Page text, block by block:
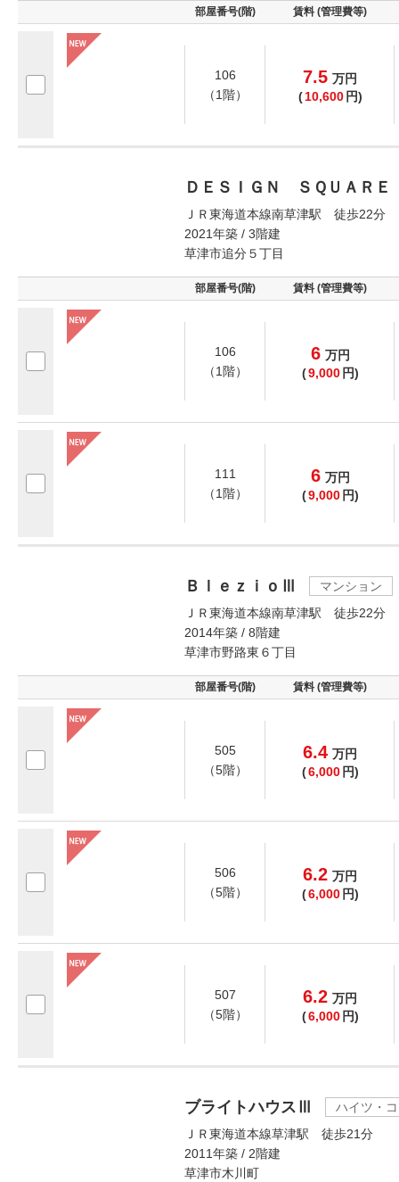
部屋番号(階) 賃料 (管理費等)
106
（1階）
7.5 万円
( 10,600 円)
ＤＥＳＩＧＮ ＳＱＵＡＲ
ＪＲ東海道本線南草津駅 徒歩22分
2021年築 / 3階建
草津市追分５丁目
部屋番号(階) 賃料 (管理費等)
106
（1階）
6 万円
(9,000 円)
111
（1階）
6 万円
(9,000 円)
ＢｌｅｚｉｏⅢ
マンション
ＪＲ東海道本線南草津駅 徒歩22分
2014年築 / 8階建
草津市野路東６丁目
部屋番号(階) 賃料 (管理費等)
505
（5階）
6.4 万円
(6,000 円)
506
（5階）
6.2 万円
(6,000 円)
507
（5階）
6.2 万円
(6,000 円)
ブライトハウスⅢ
ハイツ・
ＪＲ東海道本線草津駅 徒歩21分
2011年築 / 2階建
草津市木川町